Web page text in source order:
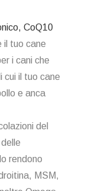
CoQ10
il tuo cane
i cani che
cui il tuo cane
e anca
del
rendono
MSM,